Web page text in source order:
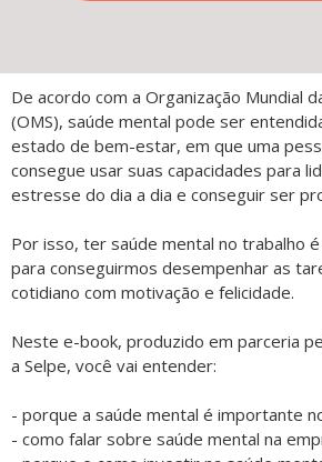
De acordo com a Organização Mundial
(OMS), saúde mental pode ser
estado de bem-estar, em que uma
consegue usar suas capacidades para
estresse do dia a dia e conseguir ser
Por isso, ter saúde mental no trabalho é
para conseguirmos desempenhar as
cotidiano com motivação e felicidade.
Neste e-book, produzido em parceria
a Selpe, você vai entender:
- porque a saúde mental é importante
- como falar sobre saúde mental na